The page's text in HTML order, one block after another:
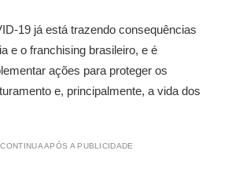
19 já está trazendo consequências
e o franchising brasileiro, e é
ações para proteger os
e, principalmente, a vida dos
CONTINUA APÓS A PUBLICIDADE